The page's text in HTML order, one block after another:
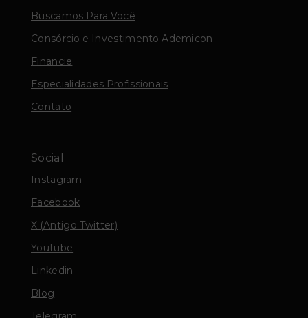
Buscamos Para Você
Consórcio e Investimento Ademicon
Financie
Especialidades Profissionais
Contato
Social
Instagram
Facebook
X (Antigo Twitter)
Youtube
Linkedin
Blog